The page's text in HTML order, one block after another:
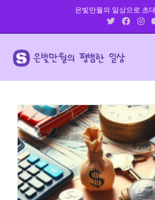
content
은빛만월의 일상으로 초